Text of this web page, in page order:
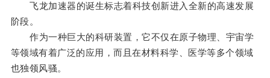
飞龙加速器的诞生标志着科技创新进入全新的高速发展
阶段。
作为一种巨大的科研装置，它不仅在原子物理、宇宙学
等领域有着广泛的应用，而且在材料科学、医学等多个领域
也独领风骚。